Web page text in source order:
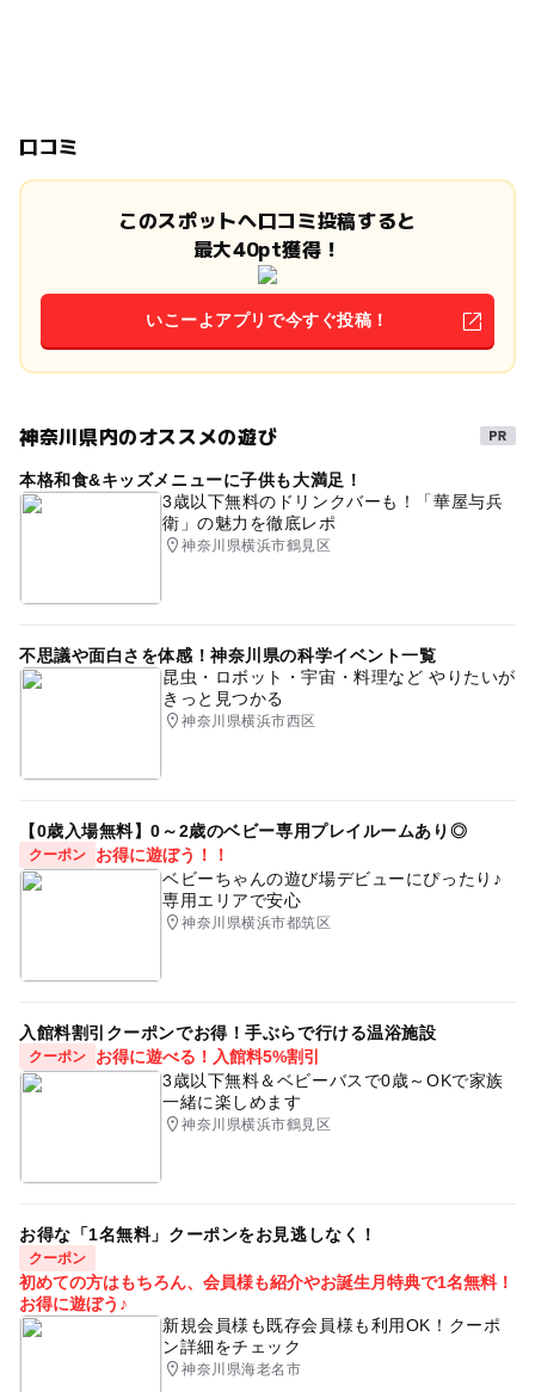
口コミ
このスポットへ口コミ投稿すると
最大40pt獲得！
いこーよアプリで今すぐ投稿！
神奈川県内のオススメの遊び
本格和食&キッズメニューに子供も大満足！
3歳以下無料のドリンクバーも！「華屋与兵
衛」の魅力を徹底レポ
神奈川県横浜市鶴見区
不思議や面白さを体感！神奈川県の科学イベント一覧
昆虫・ロボット・宇宙・料理など やりたいが
きっと見つかる
神奈川県横浜市西区
【0歳入場無料】0～2歳のベビー専用プレイルームあり◎
クーポン
お得に遊ぼう！！
ベビーちゃんの遊び場デビューにぴったり♪
専用エリアで安心
神奈川県横浜市都筑区
入館料割引クーポンでお得！手ぶらで行ける温浴施設
クーポン
お得に遊べる！入館料5%割引
3歳以下無料＆ベビーバスで0歳～OKで家族
一緒に楽しめます
神奈川県横浜市鶴見区
お得な「1名無料」クーポンをお見逃しなく！
クーポン
初めての方はもちろん、会員様も紹介やお誕生月特典で1名無料！
お得に遊ぼう♪
新規会員様も既存会員様も利用OK！クーポ
ン詳細をチェック
神奈川県海老名市